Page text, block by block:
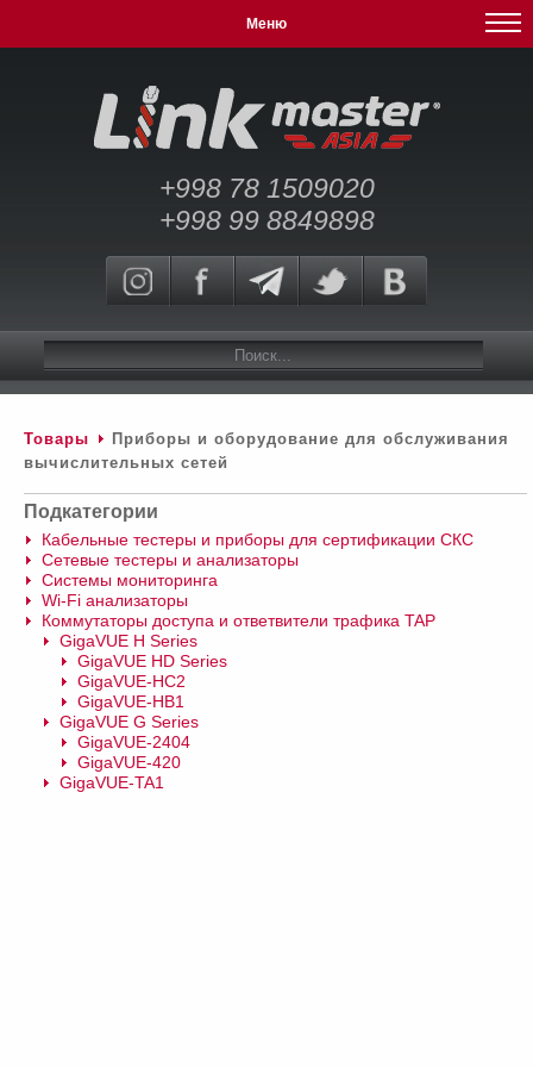
Меню
+998 78 1509020
+998 99 8849898
Товары
Приборы и оборудование для обслуживания
вычислительных сетей
Подкатегории
Кабельные тестеры и приборы для сертификации СКС
Сетевые тестеры и анализаторы
Системы мониторинга
Wi-Fi анализаторы
Коммутаторы доступа и ответвители трафика TAP
GigaVUE H Series
GigaVUE HD Series
GigaVUE-HC2
GigaVUE-HB1
GigaVUE G Series
GigaVUE-2404
GigaVUE-420
GigaVUE-TA1